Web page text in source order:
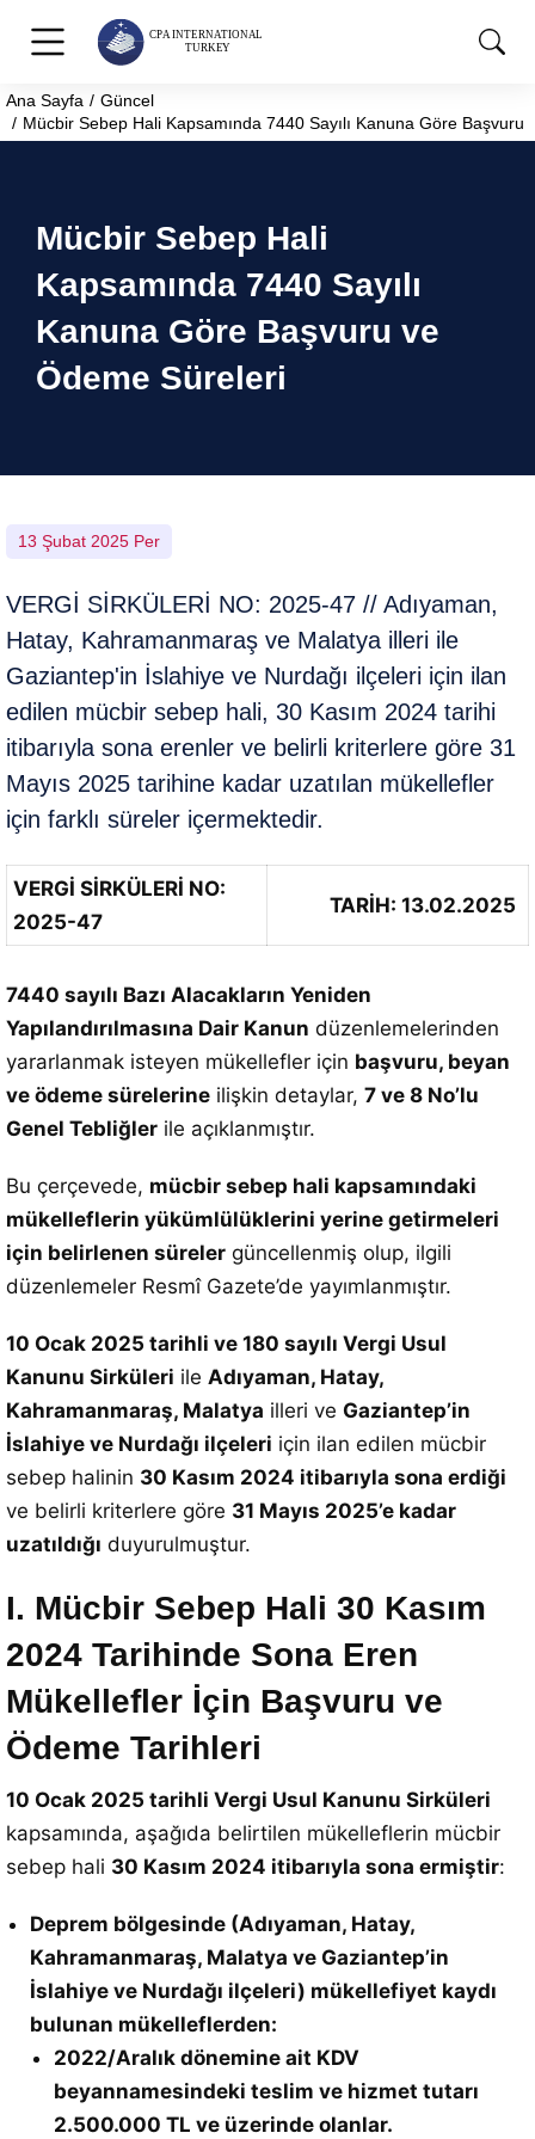
You are here:
Ana Sayfa
Güncel
Mücbir Sebep Hali Kapsamında 7440 Sayılı Kanuna Göre Başvuru
Mücbir Sebep Hali
Kapsamında 7440 Sayılı
Kanuna Göre Başvuru ve
Ödeme Süreleri
13 Şubat 2025 Per
VERGİ SİRKÜLERİ NO: 2025-47 // Adıyaman,
Hatay, Kahramanmaraş ve Malatya illeri ile
Gaziantep'in İslahiye ve Nurdağı ilçeleri için ilan
edilen mücbir sebep hali, 30 Kasım 2024 tarihi
itibarıyla sona erenler ve belirli kriterlere göre 31
Mayıs 2025 tarihine kadar uzatılan mükellefler
için farklı süreler içermektedir.
VERGİ SİRKÜLERİ NO:
2025-47
TARİH: 13.02.2025
7440 sayılı Bazı Alacakların Yeniden
Yapılandırılmasına Dair Kanun düzenlemelerinden
yararlanmak isteyen mükellefler için başvuru, beyan
ve ödeme sürelerine ilişkin detaylar, 7 ve 8 No’lu
Genel Tebliğler ile açıklanmıştır.
Bu çerçevede, mücbir sebep hali kapsamındaki
mükelleflerin yükümlülüklerini yerine getirmeleri
için belirlenen süreler güncellenmiş olup, ilgili
düzenlemeler Resmî Gazete’de yayımlanmıştır.
10 Ocak 2025 tarihli ve 180 sayılı Vergi Usul
Kanunu Sirküleri ile Adıyaman, Hatay,
Kahramanmaraş, Malatya illeri ve Gaziantep’in
İslahiye ve Nurdağı ilçeleri için ilan edilen mücbir
sebep halinin 30 Kasım 2024 itibarıyla sona erdiği
ve belirli kriterlere göre 31 Mayıs 2025’e kadar
uzatıldığı duyurulmuştur.
I. Mücbir Sebep Hali 30 Kasım
2024 Tarihinde Sona Eren
Mükellefler İçin Başvuru ve
Ödeme Tarihleri
10 Ocak 2025 tarihli Vergi Usul Kanunu Sirküleri
kapsamında, aşağıda belirtilen mükelleflerin mücbir
sebep hali 30 Kasım 2024 itibarıyla sona ermiştir:
Deprem bölgesinde (Adıyaman, Hatay,
Kahramanmaraş, Malatya ve Gaziantep’in
İslahiye ve Nurdağı ilçeleri) mükellefiyet kaydı
bulunan mükelleflerden:
2022/Aralık dönemine ait KDV
beyannamesindeki teslim ve hizmet tutarı
2.500.000 TL ve üzerinde olanlar.